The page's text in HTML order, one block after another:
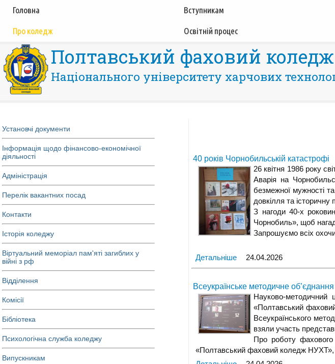
Головна Вступникам
Про коледж Освітній процес
Полтавський фаховий коледж
Національного університету харчових
Установчі документи
Інформація щодо фінансово-економічної
діяльності
Адміністрація
Перелік вакантних посад
Контакти
Історія коледжу
Віртуальний меморіал пам'яті загиблих у
війні з рф
Відділення
Комісії
Бібліотека
Психологічна служба коледжу
Випускникам
40 років Чорнобильській катастрофі
26 квітня 1986 року
Аварія на
безмежної мужності
довкілля та історичну
З нагоди 40-х
Чорнобиль», щоб
Запрошуємо всіх
Детальніше 24.04.2026
Всеукраїнське методичне
Науково-методичний
«Полтавський
Всеукраїнського
взяли участь
Про роботу
«Полтавський фаховий коледж НУХТ»,